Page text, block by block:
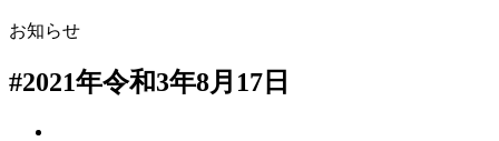
お知らせ
#2021年令和3年8月17日